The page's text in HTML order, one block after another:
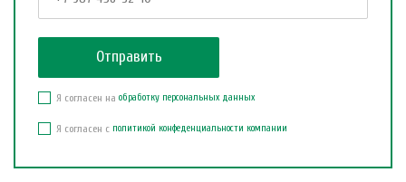
Я согласен на обработку персональных данных
Я согласен с политикой конфеденциальности компании